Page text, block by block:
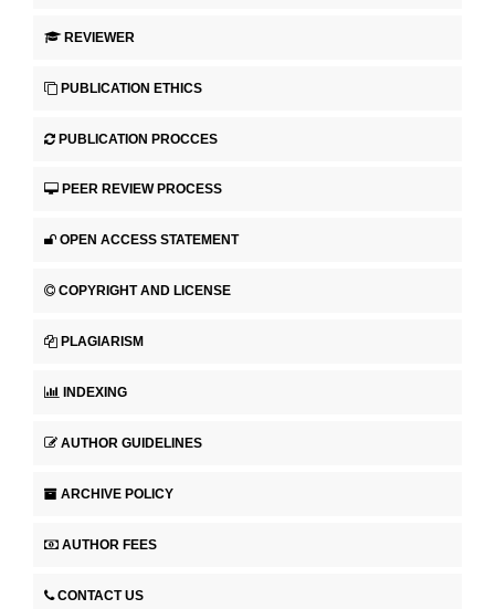
REVIEWER
PUBLICATION ETHICS
PUBLICATION PROCCES
PEER REVIEW PROCESS
OPEN ACCESS STATEMENT
COPYRIGHT AND LICENSE
PLAGIARISM
INDEXING
AUTHOR GUIDELINES
ARCHIVE POLICY
AUTHOR FEES
CONTACT US